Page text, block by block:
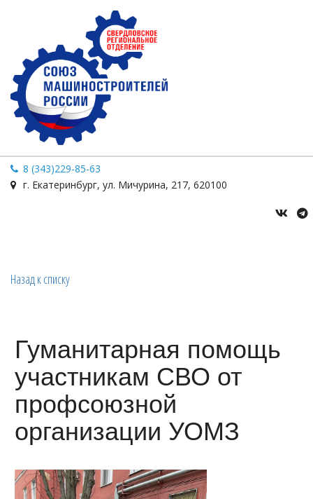
8 (343)229-85-63
г. Екатеринбург, ул. Мичурина, 217, 620100
Назад к списку
Гуманитарная помощь
участникам СВО от
профсоюзной
организации УОМЗ